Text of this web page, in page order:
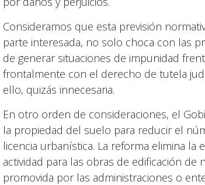
Consideramos que esta previsión
parte interesada, no solo choca con las
de generar situaciones de impunidad
frontalmente con el derecho de tutela
ello, quizás innecesaria.
En otro orden de consideraciones, el
la propiedad del suelo para reducir el
licencia urbanística. La reforma elimina la
actividad para las obras de edificación
promovida por las administraciones o